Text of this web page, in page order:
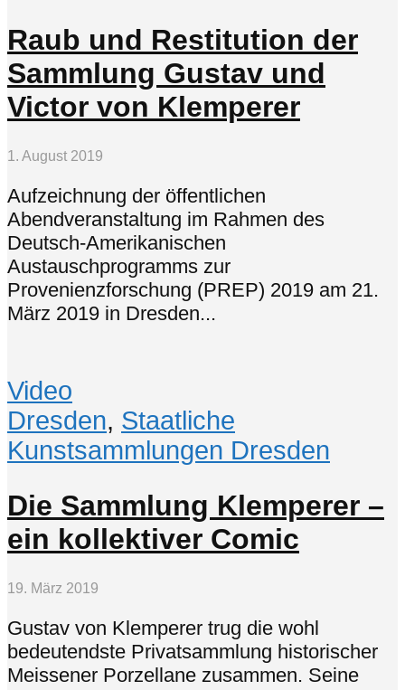
Raub und Restitution der
Sammlung Gustav und
Victor von Klemperer
1. August 2019
Aufzeichnung der öffentlichen
Abendveranstaltung im Rahmen des
Deutsch-Amerikanischen
Austauschprogramms zur
Provenienzforschung (PREP) 2019 am 21.
März 2019 in Dresden...
Video
Dresden, Staatliche
Kunstsammlungen Dresden
Die Sammlung Klemperer –
ein kollektiver Comic
19. März 2019
Gustav von Klemperer trug die wohl
bedeutendste Privatsammlung historischer
Meissener Porzellane zusammen. Seine